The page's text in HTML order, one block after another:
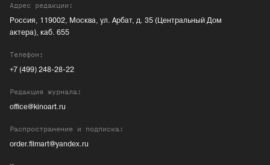
Адрес редакции:
Россия, 119002, Москва, ул. Арбат, д. 35 (Центральный Дом
актера), каб. 655
Телефон:
+7 (499) 248-28-22
Редакция журнала:
office@kinoart.ru
Распространение и подписка:
order.filmart@yandex.ru